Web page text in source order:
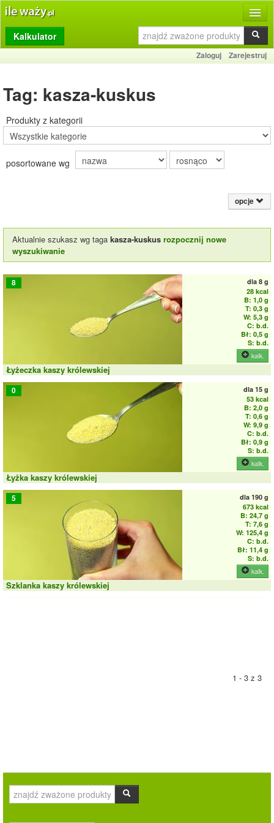
Produkty
Dziennik
Przelicznik
Porady
Słownik
Kalkulator
Zaloguj Zarejestruj
Tag: kasza-kuskus
Produkty z kategorii
posortowane wg
opcje
Aktualnie szukasz wg taga kasza-kuskus rozpocznij nowe
wyszukiwanie
8 dla 8 g
28 kcal
B: 1,0 g
T: 0,3 g
W: 5,3 g
C: b.d.
Bł: 0,5 g
S: b.d.
kalk.
Łyżeczka kaszy królewskiej
0 dla 15 g
53 kcal
B: 2,0 g
T: 0,6 g
W: 9,9 g
C: b.d.
Bł: 0,9 g
S: b.d.
kalk.
Łyżka kaszy królewskiej
5 dla 190 g
673 kcal
B: 24,7 g
T: 7,6 g
W: 125,4 g
C: b.d.
Bł: 11,4 g
S: b.d.
kalk.
Szklanka kaszy królewskiej
1 - 3 z 3